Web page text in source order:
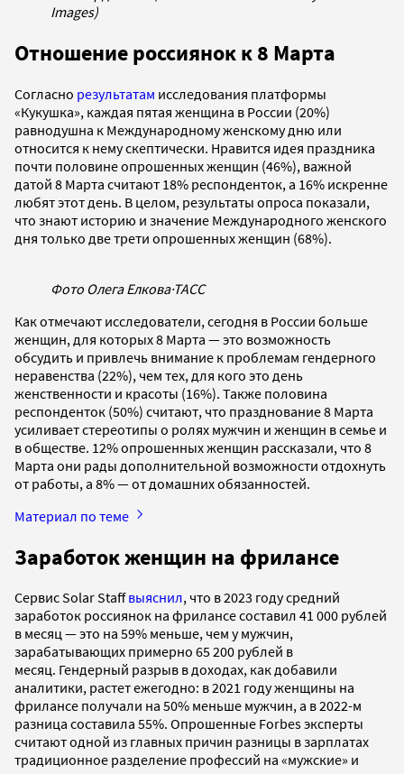
Images)
Отношение россиянок к 8 Марта
Согласно результатам исследования платформы
«Кукушка», каждая пятая женщина в России (20%)
равнодушна к Международному женскому дню или
относится к нему скептически. Нравится идея праздника
почти половине опрошенных женщин (46%), важной
датой 8 Марта считают 18% респонденток, а 16% искренне
любят этот день. В целом, результаты опроса показали,
что знают историю и значение Международного женского
дня только две трети опрошенных женщин (68%).
Фото Олега Елкова·ТАСС
Как отмечают исследователи, сегодня в России больше
женщин, для которых 8 Марта — это возможность
обсудить и привлечь внимание к проблемам гендерного
неравенства (22%), чем тех, для кого это день
женственности и красоты (16%). Также половина
респонденток (50%) считают, что празднование 8 Марта
усиливает стереотипы о ролях мужчин и женщин в семье и
в обществе. 12% опрошенных женщин рассказали, что 8
Марта они рады дополнительной возможности отдохнуть
от работы, а 8% — от домашних обязанностей.
Материал по теме
Заработок женщин на фрилансе
Сервис Solar Staffвыяснил, что в 2023 году средний
заработок россиянок на фрилансе составил 41 000 рублей
в месяц — это на 59% меньше, чем у мужчин,
зарабатывающих примерно 65 200 рублей в
месяц. Гендерный разрыв в доходах, как добавили
аналитики, растет ежегодно: в 2021 году женщины на
фрилансе получали на 50% меньше мужчин, а в 2022-м
разница составила 55%. Опрошенные Forbes эксперты
считают одной из главных причин разницы в зарплатах
традиционное разделение профессий на «мужские» и